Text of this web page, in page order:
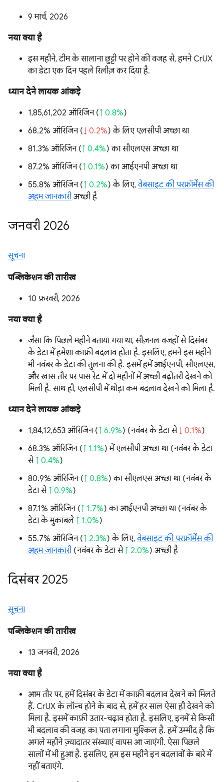
9 मार्च, 2026
नया क्या है
इस महीने, टीम के सालाना छुट्टी पर होने की वजह से, हमने CrUX
का डेटा एक दिन पहले रिलीज़ कर दिया है.
ध्यान देने लायक आंकड़े
1,85,61,202 ऑरिजिन (↑ 0.8%)
68.2% ऑरिजिन (↓ 0.2%) के लिए एलसीपी अच्छा था
81.3% ऑरिजिन (↑ 0.4%) का सीएलएस अच्छा था
87.2% ऑरिजिन (↑ 0.1%) का आईएनपी अच्छा था
55.8% ऑरिजिन (↑ 0.2%) के लिए,वेबसाइट की परफ़ॉर्मेंस की
अहम जानकारीअच्छी है
जनवरी 2026
सूचना
पब्लिकेशन की तारीख
10 फ़रवरी, 2026
नया क्या है
जैसा कि पिछले महीने बताया गया था, सीज़नल वजहों से दिसंबर
के डेटा में हमेशा काफ़ी बदलाव होता है. इसलिए, हमने इस महीने
भी नवंबर के डेटा की तुलना की है. इसमें हमें आईएनपी, सीएलएस,
और खास तौर पर पास रेट में दो महीनों में अच्छी बढ़ोतरी देखने को
मिली है. साथ ही, एलसीपी में थोड़ा कम बदलाव देखने को मिला है.
ध्यान देने लायक आंकड़े
1,84,12,653 ऑरिजिन (↑ 6.9%) (नवंबर के डेटा से ↓ 0.1%)
68.3% ऑरिजिन (↑ 1.1%) में एलसीपी अच्छा था (नवंबर के डेटा
से ↑ 0.4%)
80.9% ऑरिजिन (↑ 0.8%) का सीएलएस अच्छा था (नवंबर के
डेटा से ↑ 0.9%)
87.1% ऑरिजिन (↑ 1.7%) का आईएनपी अच्छा था (नवंबर के
डेटा के मुकाबले ↑ 1.0%)
55.7% ऑरिजिन (↑ 2.3%) के लिए,वेबसाइट की परफ़ॉर्मेंस की
अहम जानकारी(नवंबर के डेटा से ↑ 2.0%) अच्छी है
दिसंबर 2025
सूचना
पब्लिकेशन की तारीख
13 जनवरी, 2026
नया क्या है
आम तौर पर, हमें दिसंबर के डेटा में काफ़ी बदलाव देखने को मिलते
हैं. CrUX के लॉन्च होने के बाद से, हमें हर साल ऐसा ही देखने को
मिला है. इसमें काफ़ी उतार-चढ़ाव होता है. इसलिए, इनमें से किसी
भी बदलाव की वजह का पता लगाना मुश्किल है. हमें उम्मीद है कि
अगले महीने ज़्यादातर संख्याएं वापस आ जाएंगी. ऐसा पिछले
सालों में भी हुआ है. इसलिए, हम इस महीने इन बदलावों के बारे में
नहीं बताएंगे.